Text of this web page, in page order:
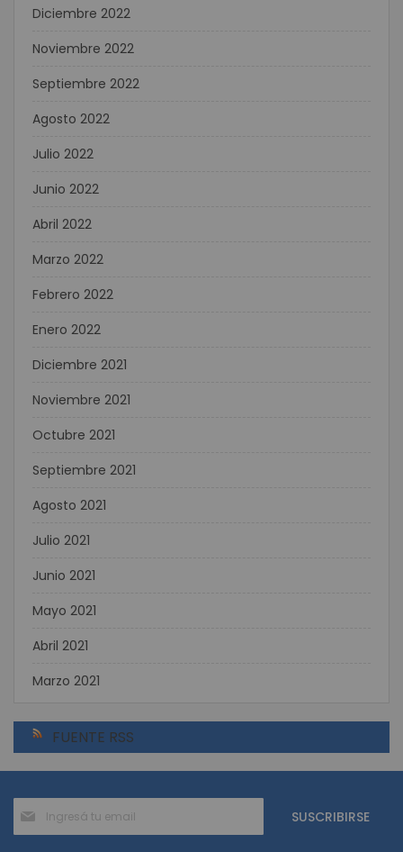
Diciembre 2022
Noviembre 2022
Septiembre 2022
Agosto 2022
Julio 2022
Junio 2022
Abril 2022
Marzo 2022
Febrero 2022
Enero 2022
Diciembre 2021
Noviembre 2021
Octubre 2021
Septiembre 2021
Agosto 2021
Julio 2021
Junio 2021
Mayo 2021
Abril 2021
Marzo 2021
FUENTE RSS
al
boletín
SUSCRIBIRSE